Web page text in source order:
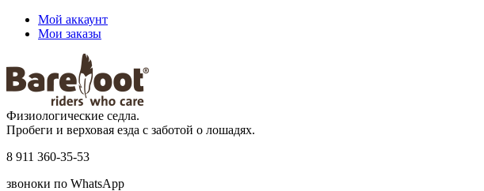
Мой аккаунт
Мои заказы
Физиологические седла.
Пробеги и верховая езда с заботой о лошадях.
8 911 360-35-53
звоноки по WhatsApp